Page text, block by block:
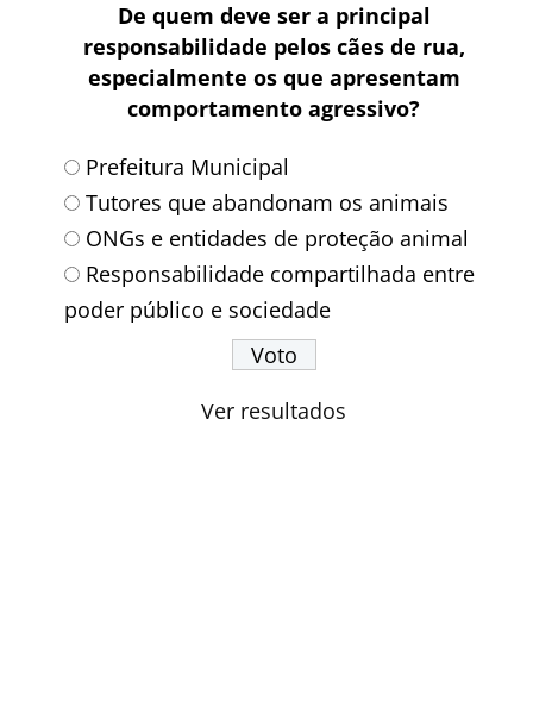
De quem deve ser a principal
responsabilidade pelos cães de rua,
especialmente os que apresentam
comportamento agressivo?
Prefeitura Municipal
Tutores que abandonam os animais
ONGs e entidades de proteção animal
Responsabilidade compartilhada entre
poder público e sociedade
Ver resultados